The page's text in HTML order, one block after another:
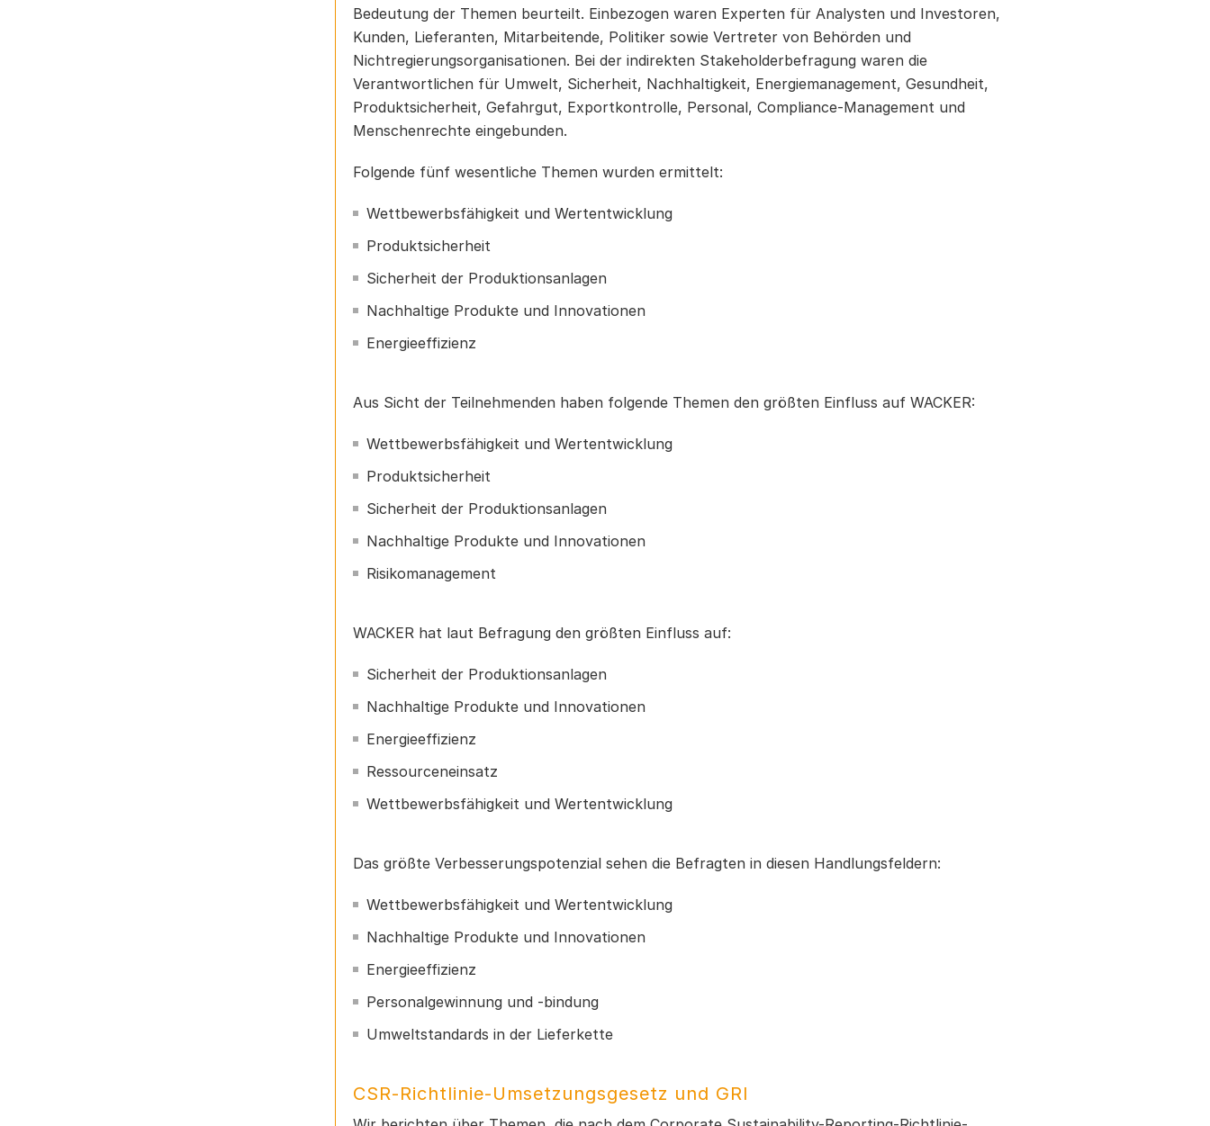
Bedeutung der Themen beurteilt. Einbezogen waren Experten für Analysten und Investoren,
Kunden, Lieferanten, Mitarbeitende, Politiker sowie Vertreter von Behörden und
Nichtregierungsorganisationen. Bei der indirekten Stakeholderbefragung waren die
Verantwortlichen für Umwelt, Sicherheit, Nachhaltigkeit, Energiemanagement, Gesundheit,
Produktsicherheit, Gefahrgut, Exportkontrolle, Personal, Compliance-Management und
Menschenrechte eingebunden.
Folgende fünf wesentliche Themen wurden ermittelt:
Wettbewerbsfähigkeit und Wertentwicklung
Produktsicherheit
Sicherheit der Produktionsanlagen
Nachhaltige Produkte und Innovationen
Energieeffizienz
Aus Sicht der Teilnehmenden haben folgende Themen den größten Einfluss auf WACKER:
Wettbewerbsfähigkeit und Wertentwicklung
Produktsicherheit
Sicherheit der Produktionsanlagen
Nachhaltige Produkte und Innovationen
Risikomanagement
WACKER hat laut Befragung den größten Einfluss auf:
Sicherheit der Produktionsanlagen
Nachhaltige Produkte und Innovationen
Energieeffizienz
Ressourceneinsatz
Wettbewerbsfähigkeit und Wertentwicklung
Das größte Verbesserungspotenzial sehen die Befragten in diesen Handlungsfeldern:
Wettbewerbsfähigkeit und Wertentwicklung
Nachhaltige Produkte und Innovationen
Energieeffizienz
Personalgewinnung und -bindung
Umweltstandards in der Lieferkette
CSR-Richtlinie-Umsetzungsgesetz und GRI